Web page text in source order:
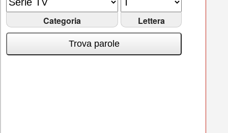
Categoria Lettera
Trova parole